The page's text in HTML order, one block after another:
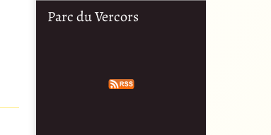
Parc du Vercors